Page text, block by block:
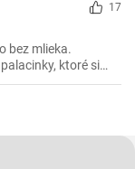
17
bez mlieka.
ktoré si